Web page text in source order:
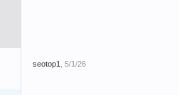
seotop1 5/1/26